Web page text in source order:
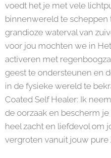
voedt het je met vele
binnenwereld te scheppen
grandioze waterval van
voor jou mochten we in
activeren met
geest te ondersteunen en
in de fysieke wereld te
Coated Self Healer: Ik
de oorzaak en bescherm
heel zacht en liefdevol om
vergroten vanuit jouw pure